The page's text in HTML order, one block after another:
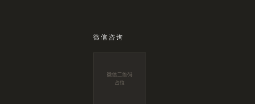
微信咨询
微信二维码
占位